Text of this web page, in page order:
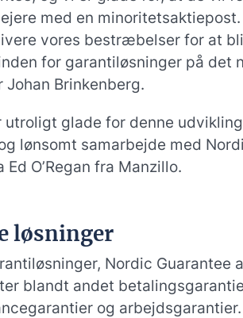
med en
vores bestræbelser for at
for garantiløsninger på det
Johan Brinkenberg.
utroligt glade for denne
lønsomt samarbejde med
Ed O’Regan fra Manzillo.
løsninger
Nordic Guarantee
blandt andet
og arbejdsgarantier.